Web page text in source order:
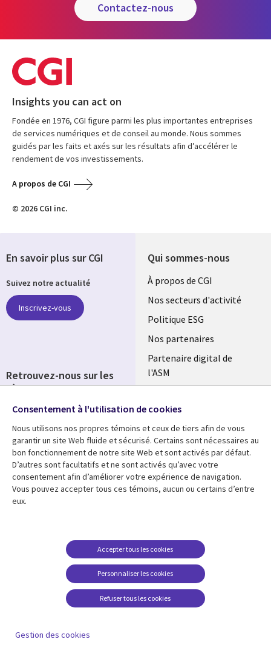
contactez-nous
Insights you can act on
Fondée en 1976, CGI figure parmi les plus importantes entreprises
de services numériques et de conseil au monde. Nous sommes
guidés par les faits et axés sur les résultats afin d’accélérer le
rendement de vos investissements.
A propos de CGI
© 2026 CGI inc.
Qui sommes-nous
Useful
links
FRANCE
À propos de CGI
Nos secteurs d'activité
Politique ESG
Nos partenaires
Partenaire digital de
l'ASM
Fusions
Ressources
Library
Links
Articles
Blog
Support
Legal
Accessibilité
conditions juridiques
FAQ Carrières
Centre de gestion des
témoins
En savoir plus sur CGI
Suivez notre actualité
Inscrivez-vous
Retrouvez-nous sur les
réseaux
Social
Media
FRANCE
Consentement à l'utilisation de cookies
Nous utilisons nos propres témoins et ceux de tiers afin de vous
garantir un site Web fluide et sécurisé. Certains sont nécessaires au
bon fonctionnement de notre site Web et sont activés par défaut.
D’autres sont facultatifs et ne sont activés qu’avec votre
consentement afin d’améliorer votre expérience de navigation.
Vous pouvez accepter tous ces témoins, aucun ou certains d’entre
eux.
Personnaliser les cookies
Accepter tous les cookies
Refuser tous les cookies
Gestion des cookies